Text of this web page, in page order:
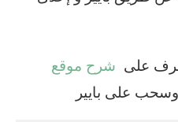
على شرح موقع
وسحب على بايير